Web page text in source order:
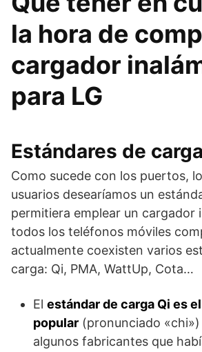
la hora de
cargador
para LG
Estándares de carga
Como sucede con los puertos,
usuarios desearíamos un
permitiera emplear un cargador
todos los teléfonos móviles
actualmente coexisten varios
carga: Qi, PMA, WattUp, Cota…
El estándar de carga Qi es
popular (pronunciado
algunos fabricantes que